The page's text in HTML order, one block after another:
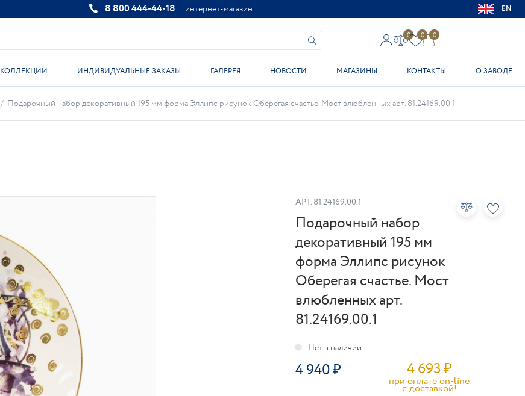
8 800 444-44-18 интернет-магазин EN
0 0 0
КОЛЛЕКЦИИ ИНДИВИДУАЛЬНЫЕ ЗАКАЗЫ ГАЛЕРЕЯ НОВОСТИ МАГАЗИНЫ КОНТАКТЫ О ЗАВОДЕ
/ Подарочный набор декоративный 195 мм форма Эллипс рисунок Оберегая счастье. Мост влюбленных арт. 81.24169.00.1
АРТ. 81.24169.00.1
Подарочный набор
декоративный 195 мм
форма Эллипс рисунок
Оберегая счастье. Мост
влюбленных арт.
81.24169.00.1
4 940 4 693₽
при оплате on-line
c доставкой!